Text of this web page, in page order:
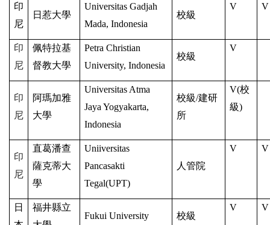
印
尼
日惹大學
Universitas Gadjah
Mada, Indonesia
校級
V V
印
尼
佩特拉基
督教大學
Petra Christian
University, Indonesia
校級
V
印
尼
阿瑪加雅
大學
Universitas Atma
Jaya Yogyakarta,
Indonesia
校級/建研
所
V(校
級)
印
尼
直葛潘查
薩克蒂大
學
Uniiversitas
Pancasakti
Tegal(UPT)
人管院
V V
日
福井縣立
Fukui University 校級
V V